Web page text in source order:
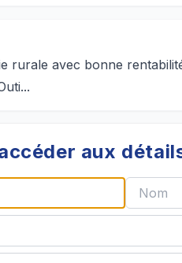
rurale avec bonne
aux